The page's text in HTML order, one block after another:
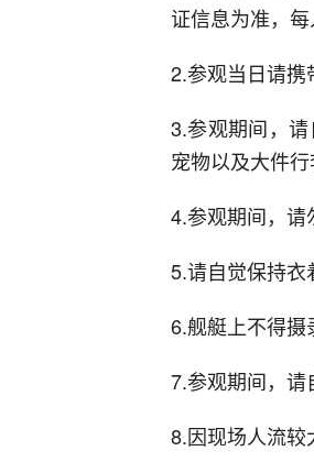
证信息为准，每
2.参观当日请携
3.参观期间，
宠物以及大件行
4.参观期间，请
5.请自觉保持衣
6.舰艇上不得摄
7.参观期间，请
8.因现场人流较